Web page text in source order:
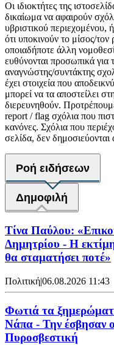
Οι ιδιοκτήτες της
δικαίωμα να αφαιρούν
υβριστικού περιεχομένου,
ότι υποκινούν το μίσος/
οποιαδήποτε άλλη
ευθύνονται προσωπικά για
αναγνώστης/συντάκτης
έχει στοιχεία που
μπορεί να τα αποστείλει
διερευνηθούν.
report / flag σχόλια που
κανόνες. Σχόλια που
σελίδα, δεν δημοσιεύονται
Ροή ειδήσεων
Δημοφιλή
Τίνα Παύλου:
Δημητρίου - Η
θα σταματήσει ποτέ»
Πολιτική|06.08.2026 11:43
Φωτιά τα
Νάπα - Την έσβησαν
Πυροσβεστική